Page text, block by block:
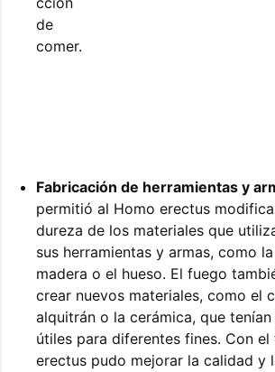
de
comer.
Fabricación de herramientas y
permitió al Homo erectus
dureza de los materiales que
sus herramientas y armas, como
madera o el hueso. El fuego
crear nuevos materiales, como el
alquitrán o la cerámica, que
útiles para diferentes fines. Con
erectus pudo mejorar la calidad y